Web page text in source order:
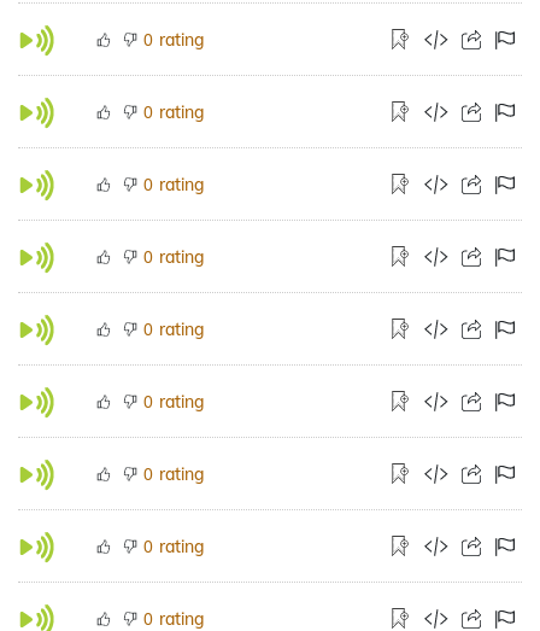
0 rating
0 rating
0 rating
0 rating
0 rating
0 rating
0 rating
0 rating
0 rating